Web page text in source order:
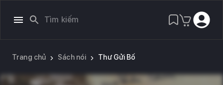
Trang chủ Sách nói Thư Gửi Bố